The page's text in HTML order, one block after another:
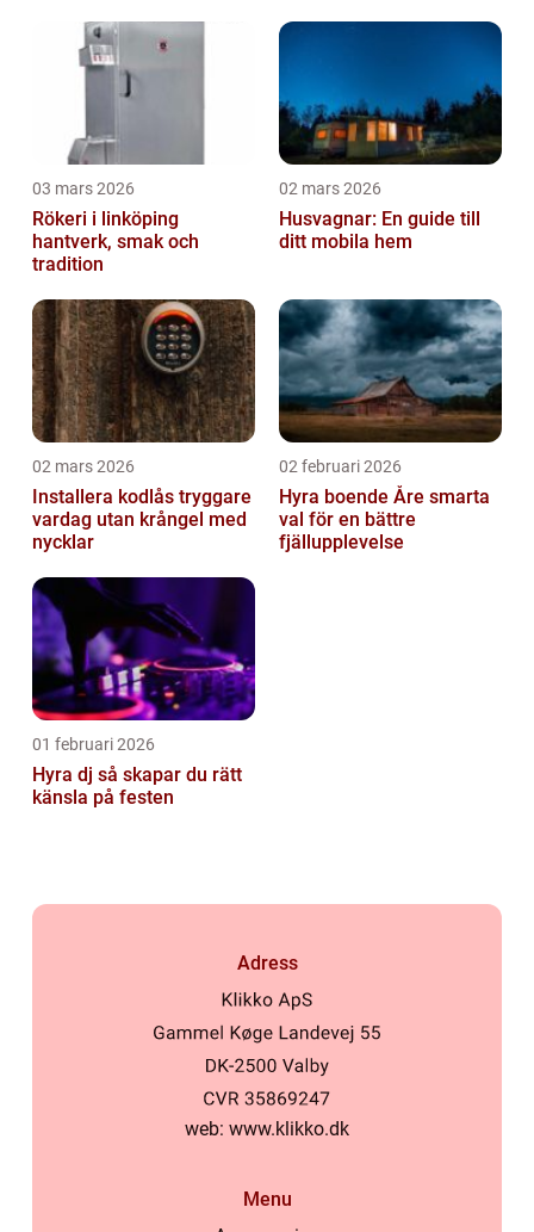
03 mars 2026
Rökeri i linköping
hantverk, smak och
tradition
02 mars 2026
Husvagnar: En guide till
ditt mobila hem
02 mars 2026
Installera kodlås tryggare
vardag utan krångel med
nycklar
02 februari 2026
Hyra boende Åre smarta
val för en bättre
fjällupplevelse
01 februari 2026
Hyra dj så skapar du rätt
känsla på festen
Adress
web: www.klikko.dk
Menu